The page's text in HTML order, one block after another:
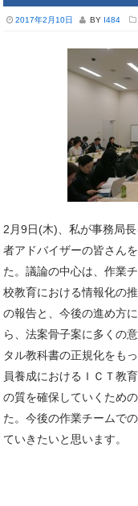
2017年2月10日 BY I484
2月9日(木)、私が事務局
者アドバイザーの皆さん
た。議論の中心は、作業
校教育における情報化の
の報告と、今後の進め方
ら、法案骨子案に多くの
タル教科書の正規化をも
員養成におけるＩＣＴ教
の質を確保していくため
た。今後の作業チームで
ていきたいと思います。